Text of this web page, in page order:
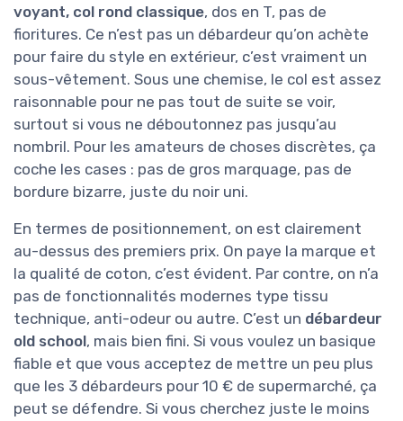
voyant, col rond classique, dos en T, pas de
fioritures. Ce n’est pas un débardeur qu’on achète
pour faire du style en extérieur, c’est vraiment un
sous-vêtement. Sous une chemise, le col est assez
raisonnable pour ne pas tout de suite se voir,
surtout si vous ne déboutonnez pas jusqu’au
nombril. Pour les amateurs de choses discrètes, ça
coche les cases : pas de gros marquage, pas de
bordure bizarre, juste du noir uni.
En termes de positionnement, on est clairement
au-dessus des premiers prix. On paye la marque et
la qualité de coton, c’est évident. Par contre, on n’a
pas de fonctionnalités modernes type tissu
technique, anti-odeur ou autre. C’est un débardeur
old school, mais bien fini. Si vous voulez un basique
fiable et que vous acceptez de mettre un peu plus
que les 3 débardeurs pour 10 € de supermarché, ça
peut se défendre. Si vous cherchez juste le moins